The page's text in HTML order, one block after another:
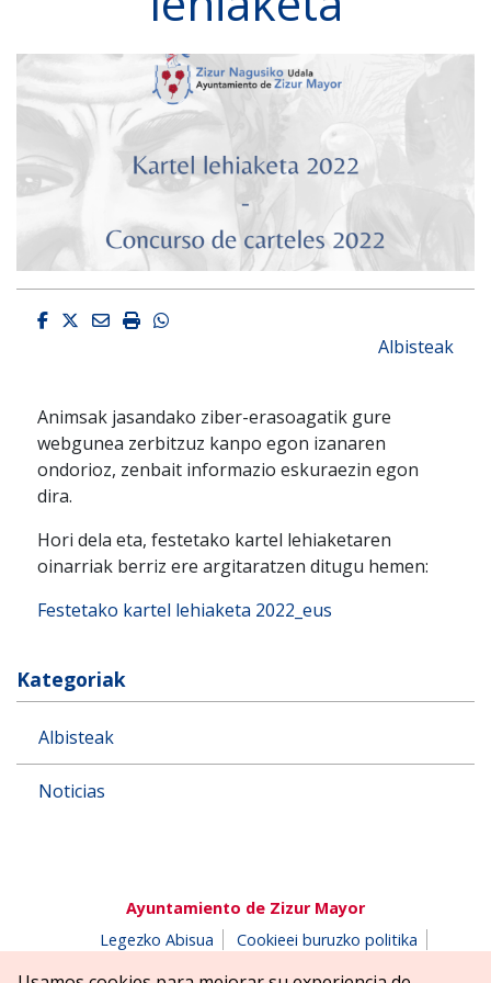
Facebook
Twitter
EmailImprimirWhatsapp
Albisteak
Animsak jasandako ziber-erasoagatik gure
webgunea zerbitzuz kanpo egon izanaren
ondorioz, zenbait informazio eskuraezin egon
dira.
Hori dela eta, festetako kartel lehiaketaren
oinarriak berriz ere argitaratzen ditugu hemen:
Festetako kartel lehiaketa 2022_eus
Kategoriak
Albisteak
Noticias
Ayuntamiento de Zizur Mayor
Legezko Abisua
Cookieei buruzko politika